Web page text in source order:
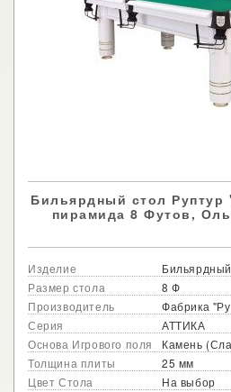
Бильярдный стол
пирамида 8 Футов,
Изделие
Размер стола
8 Ф
Производитель
Фабрика
Серия
АТТИКА
Основа Игрового поля
Камень
Толщина плиты
25 мм
Цвет Стола
На выбор